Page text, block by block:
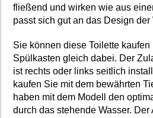
fließend und wirken wie aus
passt sich gut an das Design der
Sie können diese Toilette
Spülkasten gleich dabei. Der
ist rechts oder links seitlich
kaufen Sie mit dem bewährten
haben mit dem Modell den
durch das stehende Wasser.